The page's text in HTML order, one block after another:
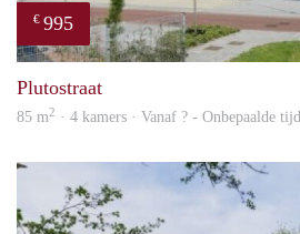
€ 995
Plutostraat
85 m2 · 4 kamers · Vanaf ? - Onbepaalde tijd